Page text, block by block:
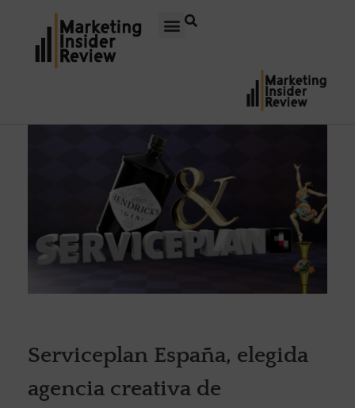
Serviceplan España, elegida
agencia creativa de